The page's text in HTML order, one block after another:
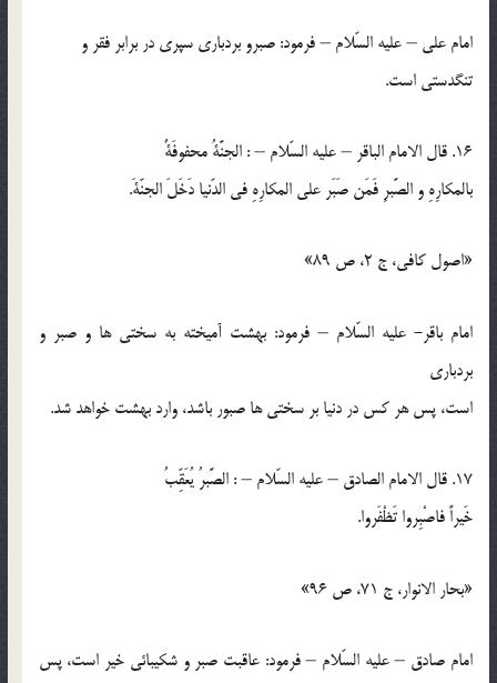
امام علي – عليه السّلام – فرمود: صبرو بردباري سپري در برابر فقر و
تنگدستي است.
16. قال الامام الباقر – عليه السّلام – : الجنَّةُ محفوفَةٌ
بالمكارِهِ و الصَّبرِ فَمَن صَبَر علي المكارِهِ في الدّنيا دَخَلَ الجنّةَ.
«اصول كافي، ج 2، ص 89»
امام باقر- عليه السّلام – فرمود: بهشت آميخته به سختي ها و صبر و
بردباري
است، پس هر كس در دنيا بر سختي ها صبور باشد، وارد بهشت خواهد شد.
17. قال الامام الصادق – عليه السّلام – : الصَّبرُ يُعَقِّبُ
خَيراً فاصْبِروا تَظْفَروا.
«بحار الانوار، ج 71، ص 96»
امام صادق – عليه السّلام – فرمود: عاقبت صبر و شكيبائي خير است، پس